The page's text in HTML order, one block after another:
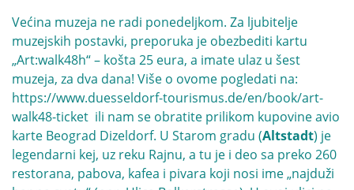
Većina muzeja ne radi ponedeljkom. Za ljubitelje
muzejskih postavki, preporuka je obezbediti kartu
„Art:walk48h“ – košta 25 eura, a imate ulaz u šest
muzeja, za dva dana! Više o ovome pogledati na:
https://www.duesseldorf-tourismus.de/en/book/art-
walk48-ticket ili nam se obratite prilikom kupovine avio
karte Beograd Dizeldorf. U Starom gradu (Altstadt) je
legendarni kej, uz reku Rajnu, a tu je i deo sa preko 260
restorana, pabova, kafea i pivara koji nosi ime „najduži